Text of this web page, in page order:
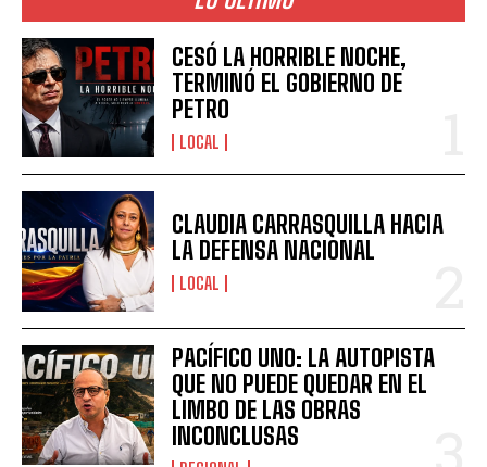
CESÓ LA HORRIBLE NOCHE,
TERMINÓ EL GOBIERNO DE
PETRO
LOCAL
CLAUDIA CARRASQUILLA HACIA
LA DEFENSA NACIONAL
LOCAL
PACÍFICO UNO: LA AUTOPISTA
QUE NO PUEDE QUEDAR EN EL
LIMBO DE LAS OBRAS
INCONCLUSAS